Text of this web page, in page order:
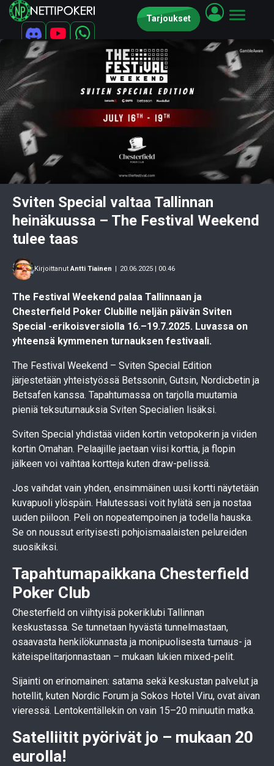
Tarjoukset
Sviten Special valtaa Tallinnan
heinäkuussa – The Festival Weekend
tulee taas
KirjoittanutAntti Tiainen | 20.06.2025 | 00.46
The Festival Weekend palaa Tallinnaan ja
Chesterfield Poker Clubille neljän päivän Sviten
Special -erikoisversiolla 16.–19.7.2025. Luvassa on
yhteensä kymmenen turnauksen festivaali.
The Festival Weekend – Sviten Special Edition
järjestetään yhteistyössä Betssonin, Gutsin, Nordicbetin ja
Betsafen kanssa. Tapahtumassa on tarjolla muutamia
pieniä teksuturnauksia Sviten Specialien lisäksi.
Sviten Special yhdistää viiden kortin vetopokerin ja viiden
kortin Omahan. Pelaajille jaetaan viisi korttia, ja flopin
jälkeen voi vaihtaa kortteja kuten draw-pelissä.
Jos vaihdat vain yhden, ensimmäinen uusi kortti näytetään
kuvapuoli ylöspäin. Halutessasi voit hylätä sen ja nostaa
uuden piiloon. Peli on nopeatempoinen ja todella hauska.
Se on noussut erityisesti pohjoismaalaisten pelureiden
suosikiksi.
Tapahtumapaikkana Chesterfield
Poker Club
Chesterfield on viihtyisä pokeriklubi Tallinnan
keskustassa. Se tunnetaan hyvästä tunnelmastaan,
osaavasta henkilökunnasta ja monipuolisesta turnaus- ja
käteispelitarjonnastaan – mukaan lukien mixed-pelit.
Sijainti on erinomainen: satama sekä keskustan palvelut ja
hotellit, kuten Nordic Forum ja Sokos Hotel Viru, ovat aivan
vieressä. Lentokentällekin on vain 15–20 minuutin matka.
Satelliitit pyörivät jo – mukaan 20
eurolla!